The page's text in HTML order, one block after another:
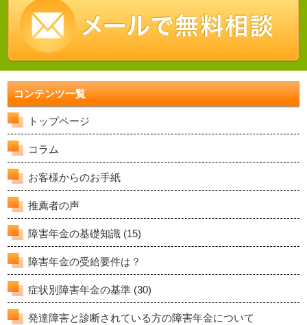
コンテンツ一覧
トップページ
コラム
お客様からのお手紙
推薦者の声
障害年金の基礎知識 (15)
障害年金の受給要件は？
症状別障害年金の基準 (30)
発達障害と診断されている方の障害年金について